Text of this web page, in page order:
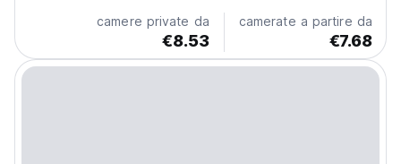
translated from original language)
camere private da
€8.53
camerate a partire da
€7.68